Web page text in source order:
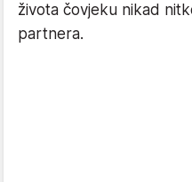
života čovjeku nikad
partnera.